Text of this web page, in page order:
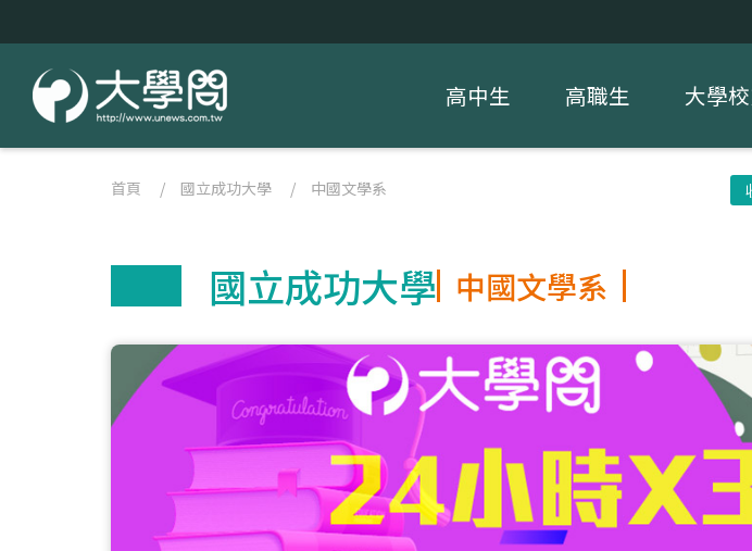
高中生 高職生 大學
首頁 / 國立成功大學 / 中國文學系
國立成功大學 中國文學系